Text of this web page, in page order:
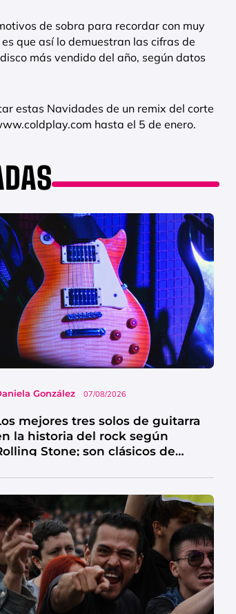
de sobra para recordar con muy
que así lo demuestran las cifras de
más vendido del año, según datos
estas Navidades de un remix del corte
hasta el 5 de enero.
González 07/08/2026
mejores tres solos de guitarra
la historia del rock según
Stone; son clásicos de